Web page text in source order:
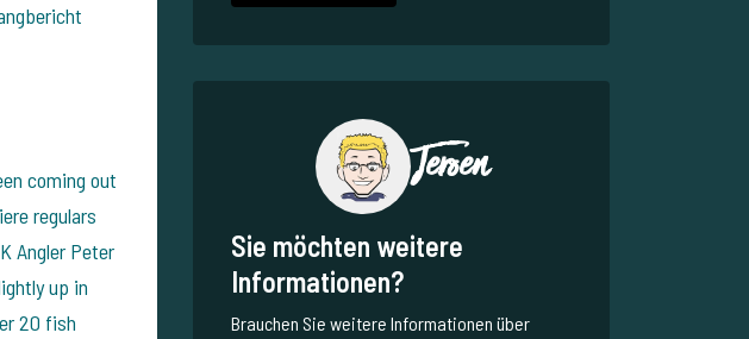
coming out
regulars
Angler Peter
up in
20 fish
Jeroen
Sie möchten weitere
Informationen?
Brauchen Sie weitere Informationen über